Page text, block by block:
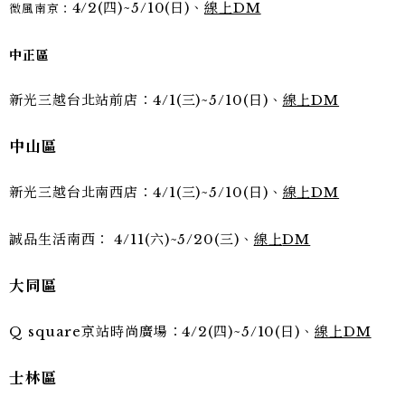
微風南京： 4/2(四)~5/10(日)、 線上DM
中正區
新光三越台北站前店：4/1(三)~5/10(日)、 線上DM
中山區
新光三越台北南西店：4/1(三)~5/10(日)、 線上DM
誠品生活南西： 4/11(六)~5/20(三) 、 線上DM
大同區
Q square京站時尚廣場：4/2(四)~5/10(日)、 線上DM
士林區